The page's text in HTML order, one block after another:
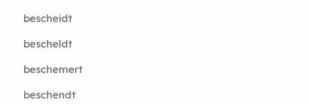
bescheidt
bescheldt
beschemert
beschendt